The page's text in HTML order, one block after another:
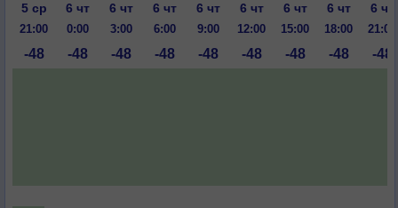
5 ср
6 чт 6 чт 6 чт 6 чт 6 чт 6 чт 6 чт 6 чт
21:00 0:00 3:00 6:00 9:00 12:00 15:00 18:00 21:00
-48 -48 -48 -48 -48 -48 -48 -48 -48